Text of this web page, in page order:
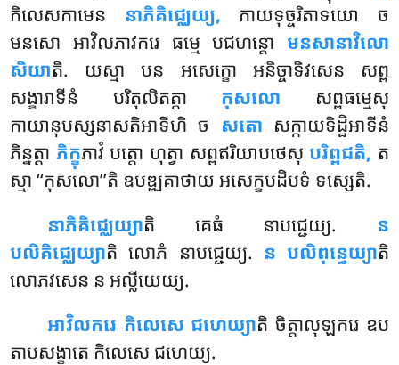
កិលេសកាមេន នាភិគិជ្ឈេយ្យ, កាយទុច្ចរិតាទយោ ច
មនសោ អាវិលភាវករេ ធម្មេ បជហន្តោ មនសានាវិលោ
សិយាតិ. យស្មា បន អសេក្ខោ អនិច្ចាទិវសេន សព្ព
សង្ខារាទីនំ បរិតុលិតត្តា កុសលោ សព្ពធម្មេសុ
កាយានុបស្សនាសតិអាទីហិ ច សតោ សក្កាយទិដ្ឋិអាទីនំ
ភិន្នត្តា ភិក្ខុភាវំ បត្តោ ហុត្វា សព្ពឥរិយាបថេសុ បរិព្ពជតិ, ត
ស្មា ‘‘កុសលោ’’តិ ឧបឌ្ឍគាថាយ អសេក្ខបដិបទំ ទស្សេតិ.
នាភិគិជ្ឈេយ្យាតិ គេធំ នាបជ្ជេយ្យ. ន
បលិគិជ្ឈេយ្យាតិ លោភំ នាបជ្ជេយ្យ. ន បលិពុន្ធេយ្យាតិ
លោភវសេន ន អល្លីយេយ្យ.
អាវិលករេ កិលេសេ ជហេយ្យាតិ ចិត្តាលុឡករេ ឧប
តាបសង្ខាតេ កិលេសេ ជហេយ្យ.